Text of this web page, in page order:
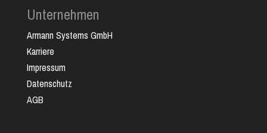
Unternehmen
Armann Systems GmbH
Karriere
Impressum
Datenschutz
AGB